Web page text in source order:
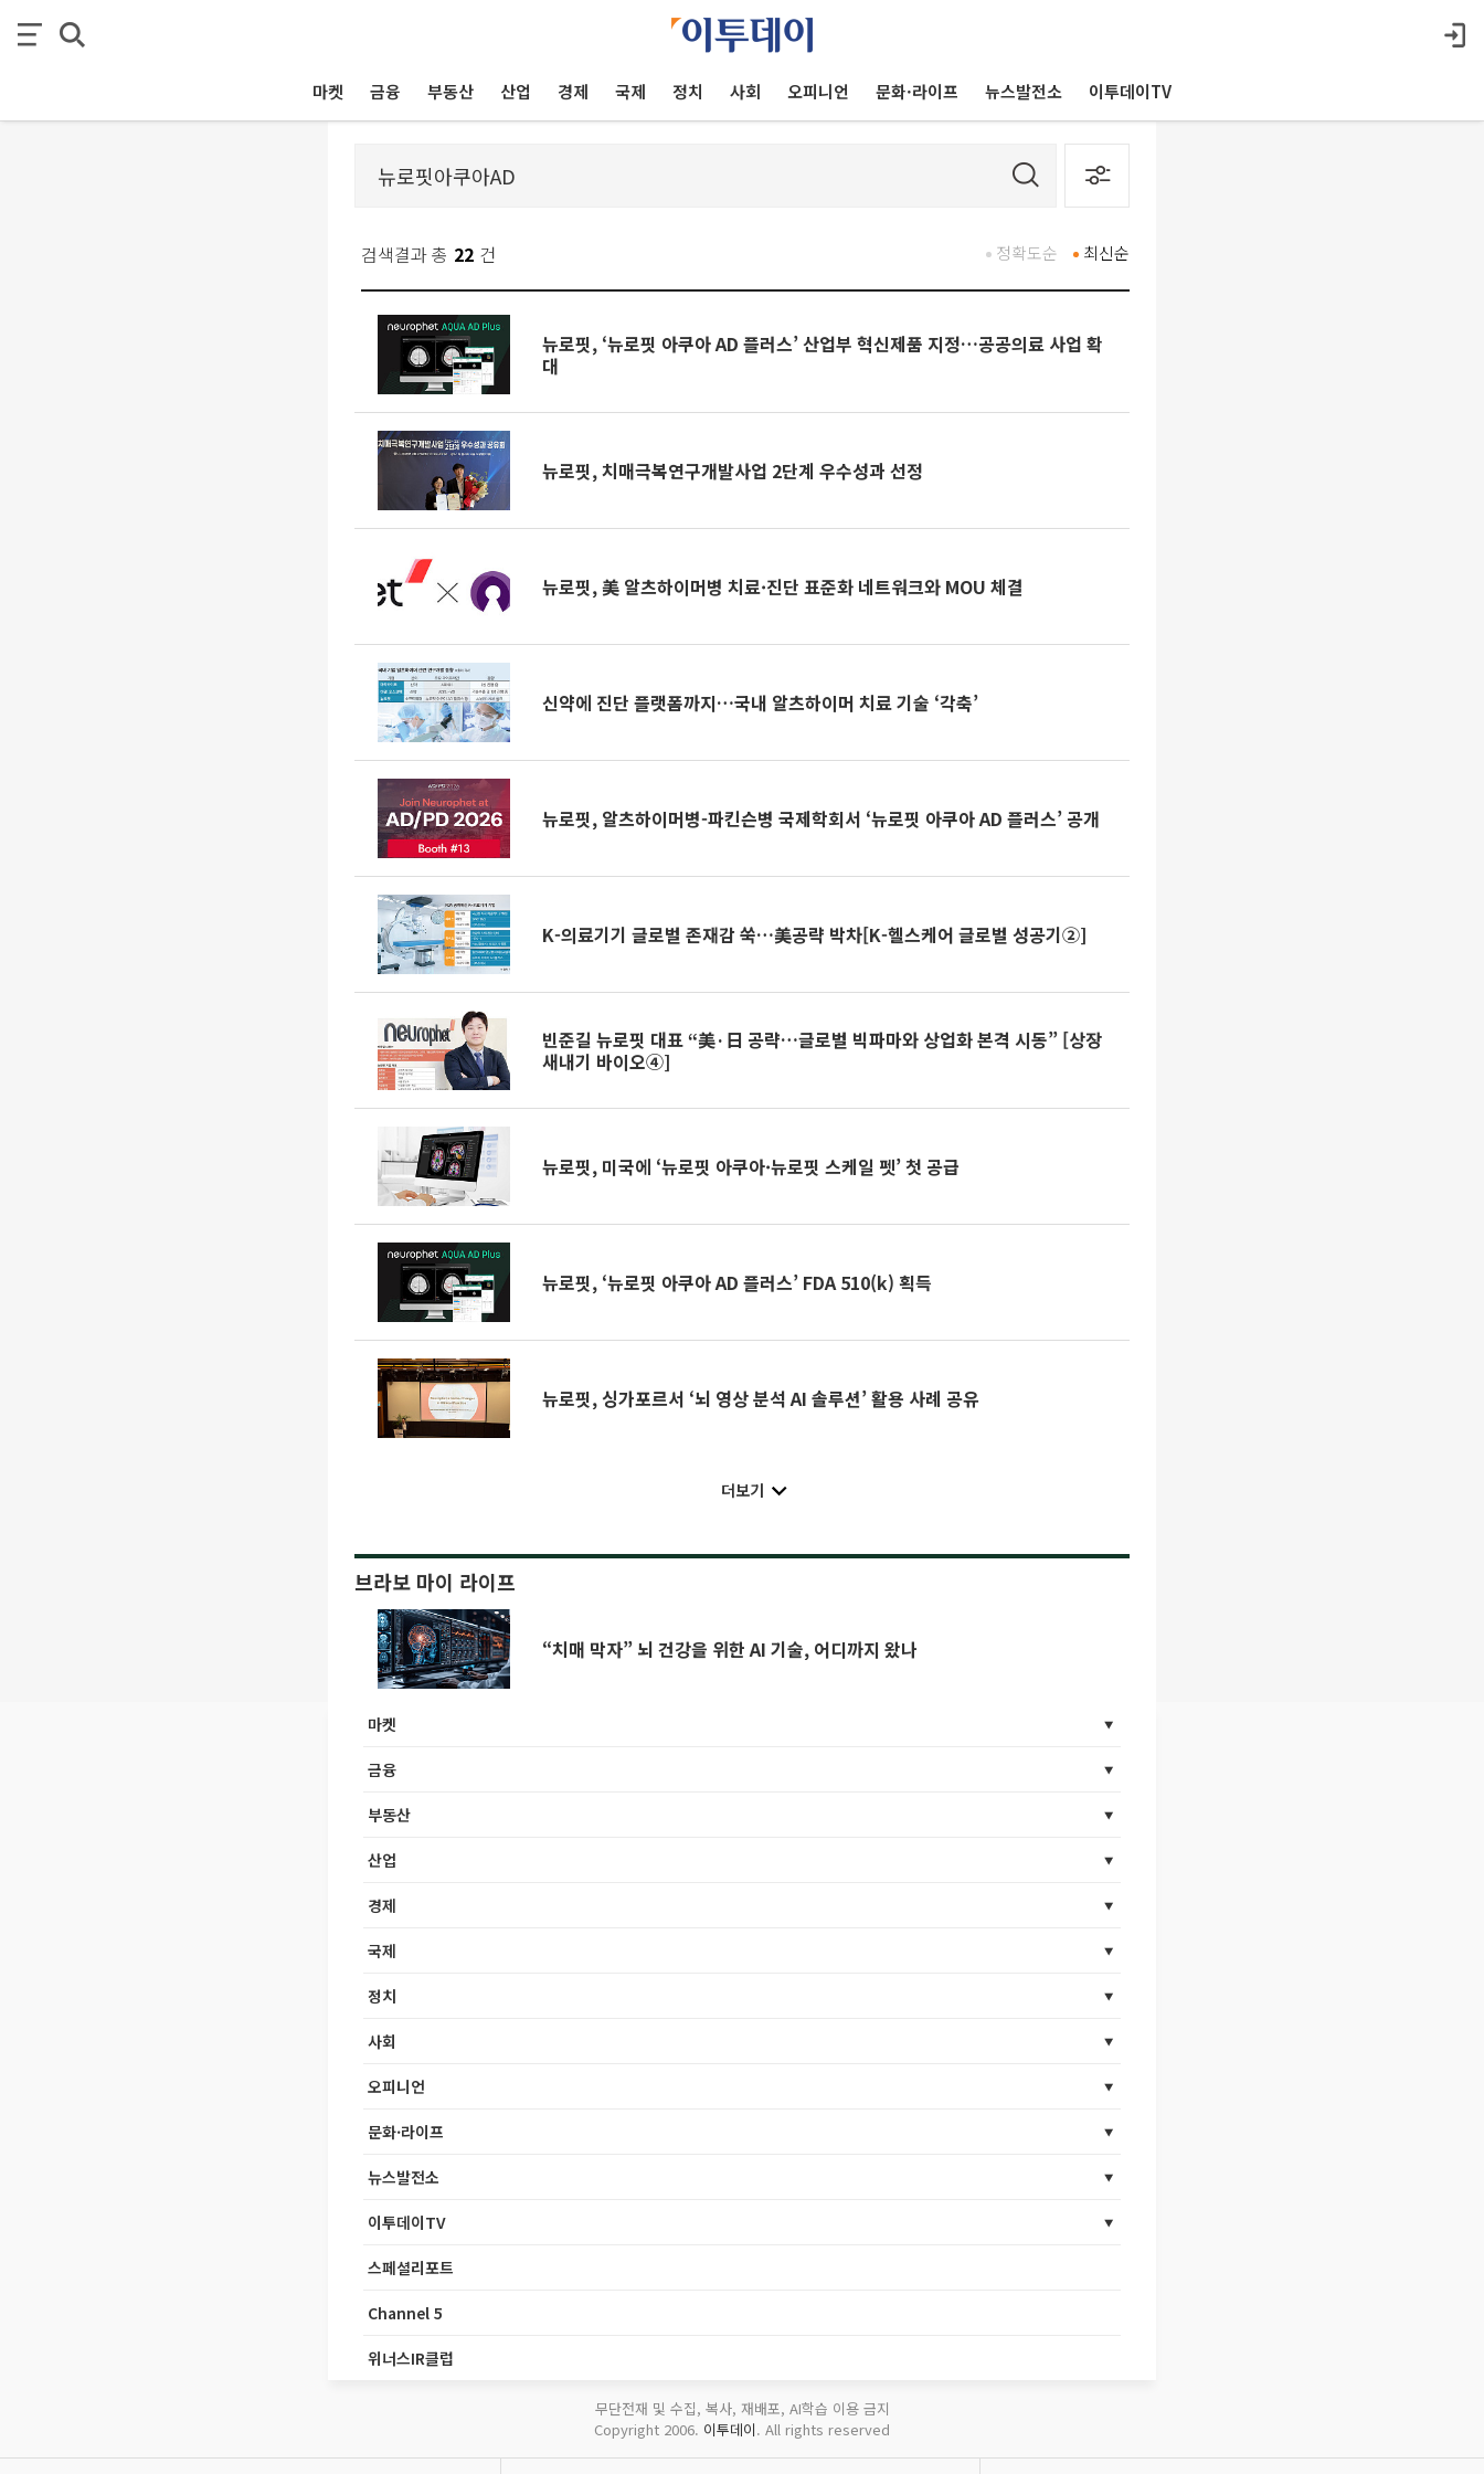
마켓 금융 부동산 산업 경제 국제 정치 사회 오피니언 문화·라이프 뉴스발전소 이투데이TV
검색결과 총 22 건 최신순
정확도순
뉴로핏, ‘뉴로핏 아쿠아 AD 플러스’ 산업부 혁신제품 지정…공공의료 사업 확
대
뉴로핏, 치매극복연구개발사업 2단계 우수성과 선정
뉴로핏, 美 알츠하이머병 치료·진단 표준화 네트워크와 MOU 체결
신약에 진단 플랫폼까지…국내 알츠하이머 치료 기술 ‘각축’
뉴로핏, 알츠하이머병-파킨슨병 국제학회서 ‘뉴로핏 아쿠아 AD 플러스’ 공개
K-의료기기 글로벌 존재감 쑥…美공략 박차[K-헬스케어 글로벌 성공기②]
빈준길 뉴로핏 대표 “美·日 공략…글로벌 빅파마와 상업화 본격 시동” [상장
새내기 바이오④]
뉴로핏, 미국에 ‘뉴로핏 아쿠아·뉴로핏 스케일 펫’ 첫 공급
뉴로핏, ‘뉴로핏 아쿠아 AD 플러스’ FDA 510(k) 획득
뉴로핏, 싱가포르서 ‘뇌 영상 분석 AI 솔루션’ 활용 사례 공유
더보기
브라보 마이 라이프
“치매 막자” 뇌 건강을 위한 AI 기술, 어디까지 왔나
마켓
금융
부동산
산업
경제
국제
정치
사회
오피니언
문화·라이프
뉴스발전소
이투데이TV
스페셜리포트
Channel 5
위너스IR클럽
무단전재 및 수집, 복사, 재배포, AI학습 이용 금지
Copyright 2006. 이투데이. All rights reserved